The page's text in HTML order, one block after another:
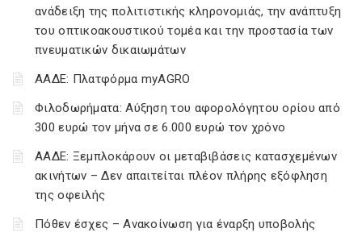
ανάδειξη της πολιτιστικής κληρονομιάς, την ανάπτυξη
του οπτικοακουστικού τομέα και την προστασία των
πνευματικών δικαιωμάτων
ΑΑΔΕ: Πλατφόρμα myAGRO
Φιλοδωρήματα: Αύξηση του αφορολόγητου ορίου από
300 ευρώ τον μήνα σε 6.000 ευρώ τον χρόνο
ΑΑΔΕ: Ξεμπλοκάρουν οι μεταβιβάσεις κατασχεμένων
ακινήτων – Δεν απαιτείται πλέον πλήρης εξόφληση
της οφειλής
Πόθεν έσχες – Ανακοίνωση για έναρξη υποβολής